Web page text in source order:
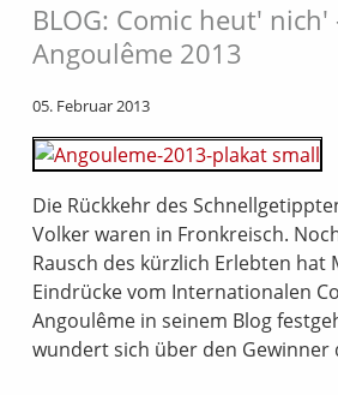
BLOG: Comic heut' nich'
Angoulême 2013
05. Februar 2013
Die Rückkehr des
Volker waren in Fronkreisch.
Rausch des kürzlich Erlebten hat
Eindrücke vom Internationalen
Angoulême in seinem Blog
wundert sich über den Gewinner